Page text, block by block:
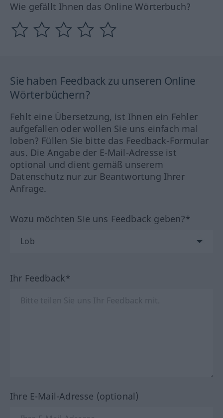
Wie gefällt Ihnen das Online Wörterbuch?
Sie haben Feedback zu unseren Online
Wörterbüchern?
Fehlt eine Übersetzung, ist Ihnen ein Fehler
aufgefallen oder wollen Sie uns einfach mal
loben? Füllen Sie bitte das Feedback-Formular
aus. Die Angabe der E-Mail-Adresse ist
optional und dient gemäß unserem
Datenschutz nur zur Beantwortung Ihrer
Anfrage.
Wozu möchten Sie uns Feedback geben?*
Ihr Feedback*
Ihre E-Mail-Adresse (optional)